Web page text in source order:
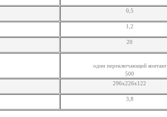
0,5
1,2
20
один переключающий контакт
500
296x226x122
3,8